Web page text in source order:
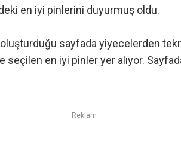
en iyi pinlerini duyurmuş oldu.
oluşturduğu sayfada yiyecelerden
seçilen en iyi pinler yer alıyor.
Reklam